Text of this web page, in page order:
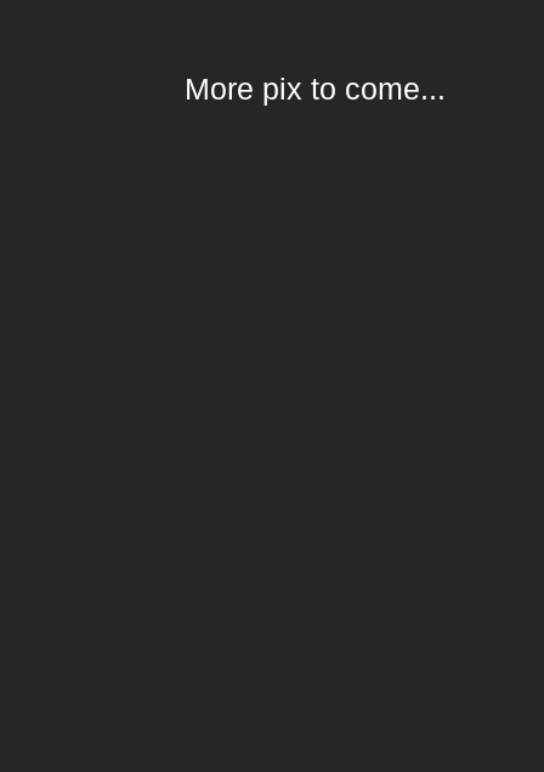
More pix to come...